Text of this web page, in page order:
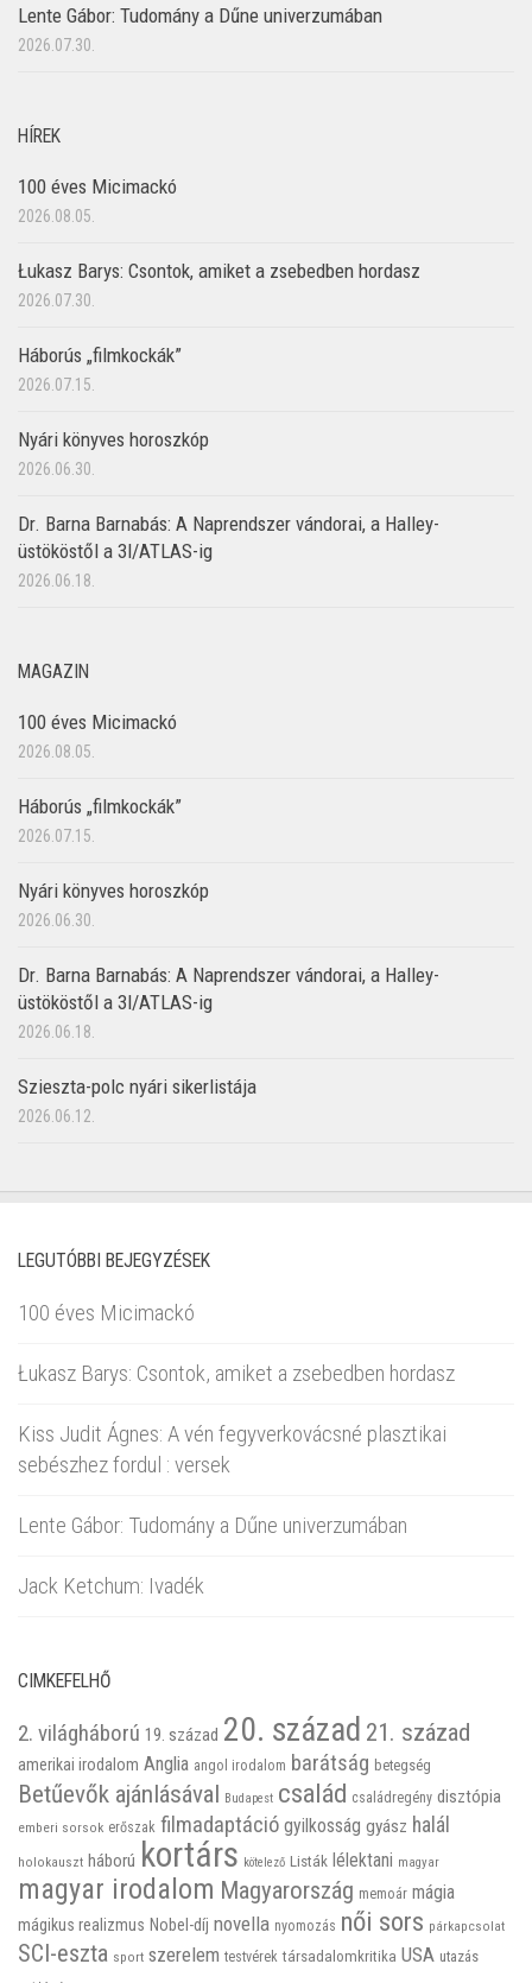
Lente Gábor: Tudomány a Dűne univerzumában
2026.07.30.
HÍREK
100 éves Micimackó
2026.08.05.
Łukasz Barys: Csontok, amiket a zsebedben hordasz
2026.07.30.
Háborús „filmkockák”
2026.07.15.
Nyári könyves horoszkóp
2026.06.30.
Dr. Barna Barnabás: A Naprendszer vándorai, a Halley-
üstököstől a 3I/ATLAS-ig
2026.06.18.
MAGAZIN
100 éves Micimackó
2026.08.05.
Háborús „filmkockák”
2026.07.15.
Nyári könyves horoszkóp
2026.06.30.
Dr. Barna Barnabás: A Naprendszer vándorai, a Halley-
üstököstől a 3I/ATLAS-ig
2026.06.18.
Szieszta-polc nyári sikerlistája
2026.06.12.
LEGUTÓBBI BEJEGYZÉSEK
100 éves Micimackó
Łukasz Barys: Csontok, amiket a zsebedben hordasz
Kiss Judit Ágnes: A vén fegyverkovácsné plasztikai
sebészhez fordul : versek
Lente Gábor: Tudomány a Dűne univerzumában
Jack Ketchum: Ivadék
CIMKEFELHŐ
2. világháború 19. század 20. század 21. század
amerikai irodalom Anglia angol irodalom barátság betegség
Betűevők ajánlásával Budapest család családregény disztópia
emberi sorsok erőszak filmadaptáció gyilkosság gyász halál
holokauszt háború kortárs kötelező Listák lélektani magyar
magyar irodalom Magyarország memoár mágia
mágikus realizmus Nobel-díj novella nyomozás női sors párkapcsolat
SCI-eszta sport szerelem testvérek társadalomkritika USA utazás